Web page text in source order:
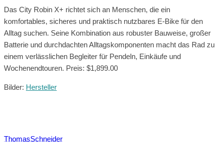
Das City Robin X+ richtet sich an Menschen, die ein
komfortables, sicheres und praktisch nutzbares E‑Bike für den
Alltag suchen. Seine Kombination aus robuster Bauweise, großer
Batterie und durchdachten Alltagskomponenten macht das Rad zu
einem verlässlichen Begleiter für Pendeln, Einkäufe und
Wochenendtouren. Preis: $1,899.00
Bilder: Hersteller
ThomasSchneider